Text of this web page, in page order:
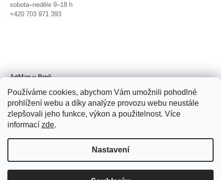
Používáme cookies, abychom Vám umožnili pohodlné
prohlížení webu a díky analýze provozu webu neustále
zlepšovali jeho funkce, výkon a použitelnost. Více
informací zde.
Nastavení
sobota–neděle 9–18 h
+420 703 971 393
ArtMap v Brně
Radnická 4, Brno
úterý–pátek 11–19 h
sobota 14–19 h
+420 702 152 298